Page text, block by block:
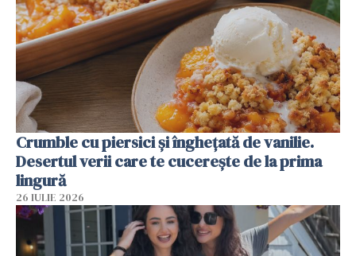
Crumble cu piersici și înghețată de vanilie.
Desertul verii care te cucerește de la prima
lingură
26 IULIE 2026